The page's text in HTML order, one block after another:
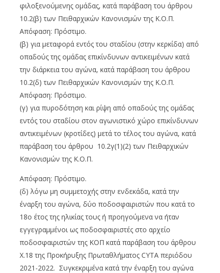
φιλοξενούμενης ομάδας, κατά παράβαση του άρθρου
10.2(β) των Πειθαρχικών Κανονισμών της Κ.Ο.Π.
Απόφαση: Πρόστιμο.
(β) για μεταφορά εντός του σταδίου (στην κερκίδα) από
οπαδούς της ομάδας επικίνδυνων αντικειμένων κατά
την διάρκεια του αγώνα, κατά παράβαση του άρθρου
10.2(δ) των Πειθαρχικών Κανονισμών της Κ.Ο.Π.
Απόφαση: Πρόστιμο.
(γ) για πυροδότηση και ρίψη από οπαδούς της ομάδας
εντός του σταδίου στον αγωνιστικό χώρο επικίνδυνων
αντικειμένων (κροτίδες) μετά το τέλος του αγώνα, κατά
παράβαση του άρθρου 10.2γ(1)(2) των Πειθαρχικών
Κανονισμών της Κ.Ο.Π.
Απόφαση: Πρόστιμο.
(δ) λόγω μη συμμετοχής στην ενδεκάδα, κατά την
έναρξη του αγώνα, δύο ποδοσφαιριστών που κατά το
18ο έτος της ηλικίας τους ή προηγούμενα να ήταν
εγγεγραμμένοι ως ποδοσφαιριστές στο αρχείο
ποδοσφαιριστών της ΚΟΠ κατά παράβαση του άρθρου
Χ.18 της Προκήρυξης Πρωταθλήματος CYTA περιόδου
2021-2022. Συγκεκριμένα κατά την έναρξη του αγώνα